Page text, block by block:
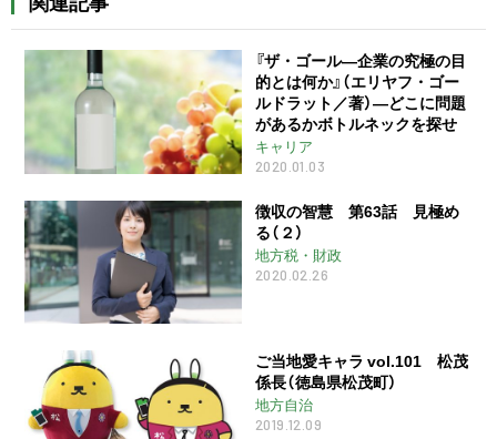
『ザ・ゴール―企業の究極の目
的とは何か』（エリヤフ・ゴー
ルドラット／著）―どこに問題
があるかボトルネックを探せ
キャリア
2020.01.03
徴収の智慧 第63話 見極め
る（２）
地方税・財政
2020.02.26
ご当地愛キャラ vol.101 松茂
係長（徳島県松茂町）
地方自治
2019.12.09